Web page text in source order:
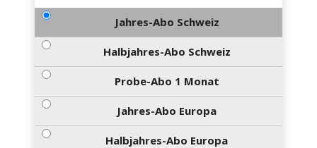
Jahres-Abo Schweiz
Halbjahres-Abo Schweiz
Probe-Abo 1 Monat
Jahres-Abo Europa
Halbjahres-Abo Europa